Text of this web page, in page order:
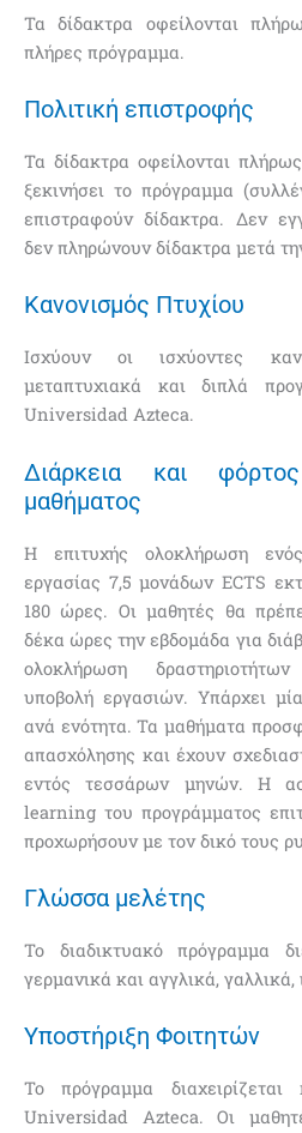
Τα δίδακτρα οφείλονται
πλήρες πρόγραμμα.
Πολιτική επιστροφής
Τα δίδακτρα οφείλονται
ξεκινήσει το πρόγραμμα
επιστραφούν δίδακτρα. Δεν
δεν πληρώνουν δίδακτρα μετά
Κανονισμός Πτυχίου
Ισχύουν οι ισχύοντες
μεταπτυχιακά και διπλά
Universidad Azteca.
Διάρκεια και
μαθήματος
Η επιτυχής ολοκλήρωση
εργασίας 7,5 μονάδων ECTS
180 ώρες. Οι μαθητές θα
δέκα ώρες την εβδομάδα για
ολοκλήρωση
υποβολή εργασιών. Υπάρχει
ανά ενότητα. Τα μαθήματα
απασχόλησης και έχουν
εντός τεσσάρων μηνών. Η
learning του προγράμματος
προχωρήσουν με τον δικό τους
Γλώσσα μελέτης
Το διαδικτυακό πρόγραμμα
γερμανικά και αγγλικά, γαλλικά,
Υποστήριξη Φοιτητών
Το πρόγραμμα
Universidad Azteca. Οι